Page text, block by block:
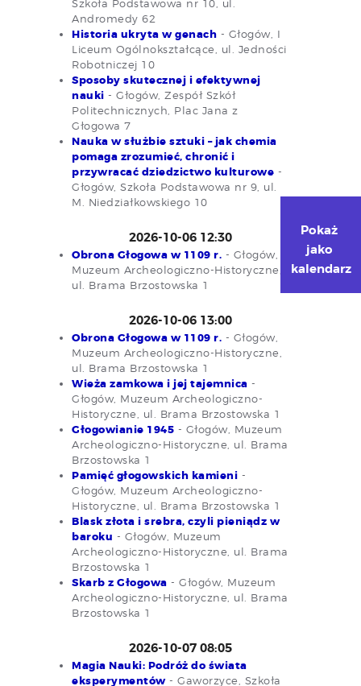
Pokaż
jako
kalendarz
Szkoła Podstawowa nr 10, ul.
Andromedy 62
Historia ukryta w genach - Głogów, I
Liceum Ogólnokształcące, ul. Jedności
Robotniczej 10
Sposoby skutecznej i efektywnej
nauki - Głogów, Zespół Szkół
Politechnicznych, Plac Jana z
Głogowa 7
Nauka w służbie sztuki – jak chemia
pomaga zrozumieć, chronić i
przywracać dziedzictwo kulturowe -
Głogów, Szkoła Podstawowa nr 9, ul.
M. Niedziałkowskiego 10
2026-10-06 12:30
Obrona Głogowa w 1109 r. - Głogów,
Muzeum Archeologiczno-Historyczne,
ul. Brama Brzostowska 1
2026-10-06 13:00
Obrona Głogowa w 1109 r. - Głogów,
Muzeum Archeologiczno-Historyczne,
ul. Brama Brzostowska 1
Wieża zamkowa i jej tajemnica -
Głogów, Muzeum Archeologiczno-
Historyczne, ul. Brama Brzostowska 1
Głogowianie 1945 - Głogów, Muzeum
Archeologiczno-Historyczne, ul. Brama
Brzostowska 1
Pamięć głogowskich kamieni -
Głogów, Muzeum Archeologiczno-
Historyczne, ul. Brama Brzostowska 1
Blask złota i srebra, czyli pieniądz w
baroku - Głogów, Muzeum
Archeologiczno-Historyczne, ul. Brama
Brzostowska 1
Skarb z Głogowa - Głogów, Muzeum
Archeologiczno-Historyczne, ul. Brama
Brzostowska 1
2026-10-07 08:05
Magia Nauki: Podróż do świata
eksperymentów- Gaworzyce, Szkoła